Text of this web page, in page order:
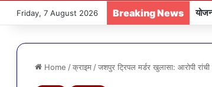
Friday, 7 August 2026 Breaking News
Home / क्राइम / जशपुर ट्रिपल मर्डर खुलासा: आरोपी